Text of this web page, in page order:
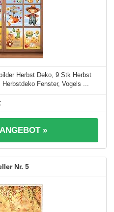
Herbst Deko, 9 Stk Herbst
Fenster, Vogels ...
»
5